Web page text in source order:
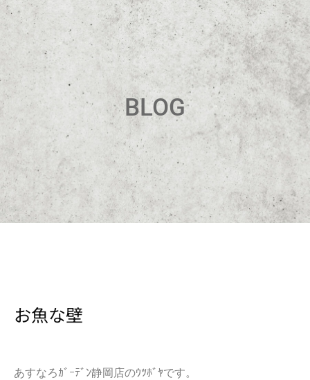
BLOG
お魚な壁
あすなろｶﾞｰﾃﾞﾝ静岡店のｳﾂﾎﾞﾔです。